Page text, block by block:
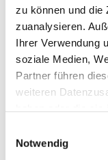
zu können und die
zuanalysieren.
Ihrer Verwendung
soziale Medien,
Partner führen
weiteren
Impressum
Notwendig
Lage &
Schloss
Schloss
70599 Stuttgart